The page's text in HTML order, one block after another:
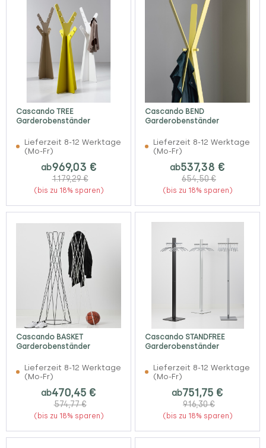
Cascando TREE
Garderobenständer
Lieferzeit 8-12 Werktage
(Mo-Fr)
ab969,03 €
1.179,29 €
(bis zu 18% sparen)
Cascando BEND
Garderobenständer
Lieferzeit 8-12 Werktage
(Mo-Fr)
ab537,38 €
654,50 €
(bis zu 18% sparen)
Cascando BASKET
Garderobenständer
Lieferzeit 8-12 Werktage
(Mo-Fr)
ab470,45 €
574,77 €
(bis zu 18% sparen)
Cascando STANDFREE
Garderobenständer
Lieferzeit 8-12 Werktage
(Mo-Fr)
ab751,75 €
916,30 €
(bis zu 18% sparen)